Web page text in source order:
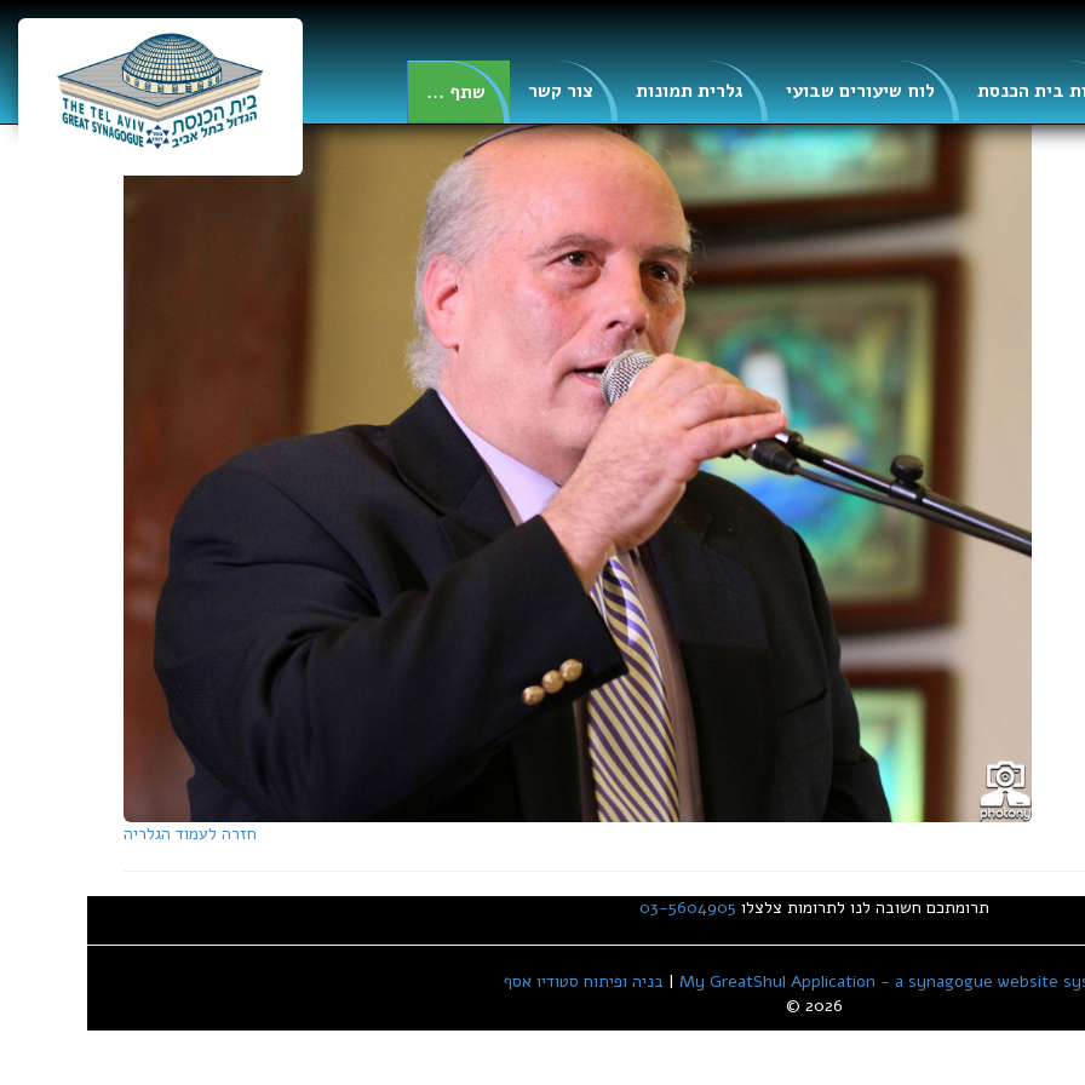
... שתף צור קשר גלרית תמונות לוח שיעורים שבועי בית הכנסת
חזרה לעמוד הגלריה
תרומתכם חשובה לנו לתרומות צלצלו 03-5604905
| My GreatShul Application - a synagogue website
© 2026